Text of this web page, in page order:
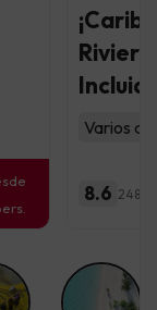
Varios
8.6 248